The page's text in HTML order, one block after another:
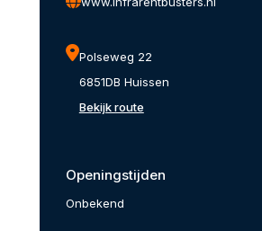
Polseweg 22
6851DB Huissen
Bekijk route
Openingstijden
Onbekend